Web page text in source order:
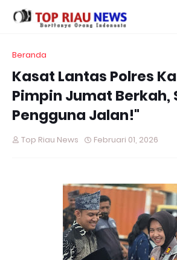
Beranda
Kasat Lantas Polres
Pimpin Jumat Berkah,
Pengguna Jalan!"
Top Riau News Februari 01, 2026